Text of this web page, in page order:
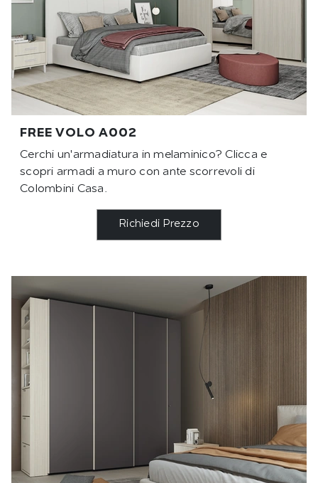
FREE VOLO A002
Cerchi un'armadiatura in melaminico? Clicca e
scopri armadi a muro con ante scorrevoli di
Colombini Casa.
Richiedi Prezzo